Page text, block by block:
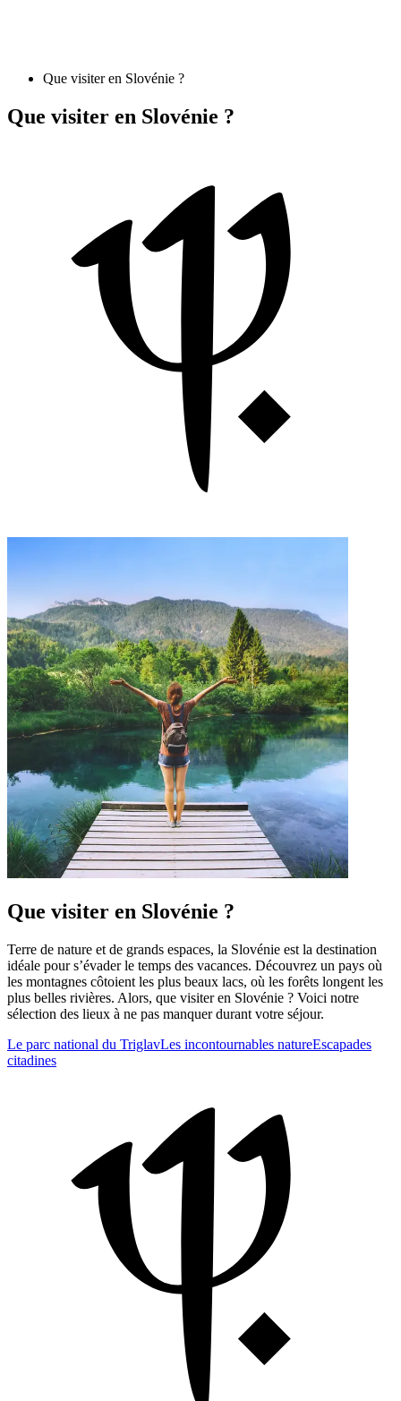
Que visiter en Slovénie ?
Que visiter en Slovénie ?
Que visiter en Slovénie ?
Terre de nature et de grands espaces, la Slovénie est la destination
idéale pour s’évader le temps des vacances. Découvrez un pays où
les montagnes côtoient les plus beaux lacs, où les forêts longent les
plus belles rivières. Alors, que visiter en Slovénie ? Voici notre
sélection des lieux à ne pas manquer durant votre séjour.
Le parc national du TriglavLes incontournables natureEscapades
citadines